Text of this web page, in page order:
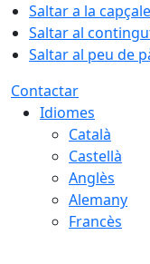
Saltar a la
Saltar al
Saltar al peu de
Contactar
Idiomes
Català
Castellà
Anglès
Alemany
Francès